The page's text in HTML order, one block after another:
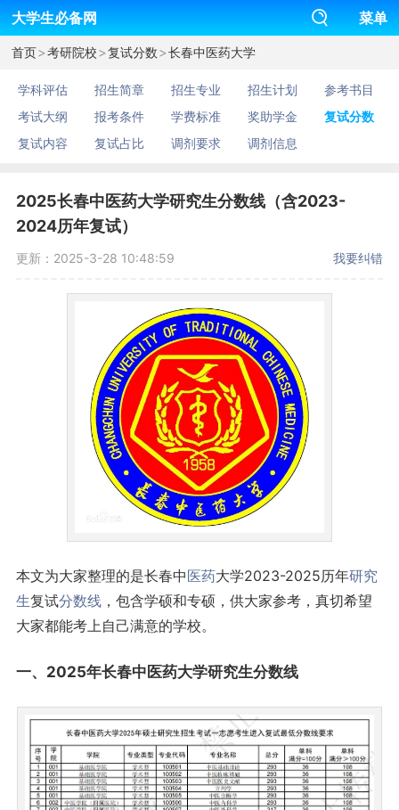
大学生必备网 菜单
首页>考研院校>复试分数>长春中医药大学
学科评估 招生简章 招生专业 招生计划
参考书目
考试大纲
报考条件 学费标准 奖助学金
复试分数
复试内容
复试占比 调剂要求 调剂信息
2025长春中医药大学研究生分数线（含2023-
2024历年复试）
更新：2025-3-28 10:48:59 我要纠错
本文为大家整理的是长春中医药大学2023-2025历年研究
生复试分数线，包含学硕和专硕，供大家参考，真切希望
大家都能考上自己满意的学校。
一、2025年长春中医药大学研究生分数线